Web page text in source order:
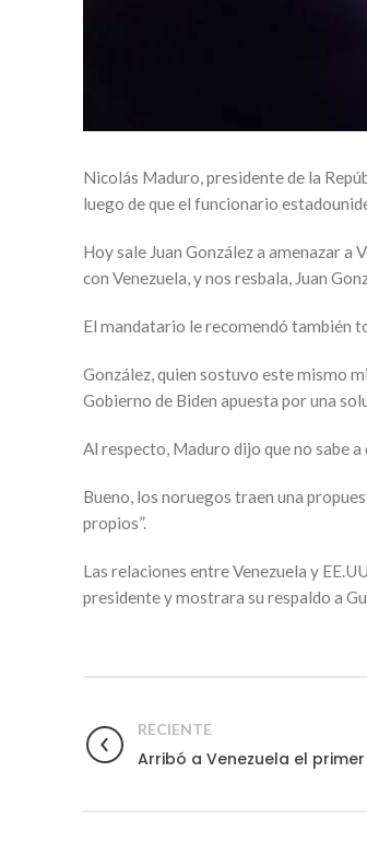
Nicolás Maduro, presidente de la
luego de que el funcionario
Hoy sale Juan González a amenazar a
con Venezuela, y nos resbala, Juan
El mandatario le recomendó también
González, quien sostuvo este mismo
Gobierno de Biden apuesta por una
Al respecto, Maduro dijo que no sabe
Bueno, los noruegos traen una
propios”.
Las relaciones entre Venezuela y
presidente y mostrara su respaldo a
RECIENTE
Arribó a Venezuela el